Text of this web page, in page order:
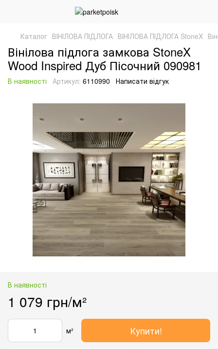
Каталог ВІНІЛОВА ПІДЛОГА ВІНІЛОВА ПІДЛОГА StoneX
Вінілова підлога замкова StoneX
Wood Inspired Дуб Пісочний 090981
В наявності Артикул: 6110990 Написати відгук
В наявності
1 079 грн/м²
м² Купити!